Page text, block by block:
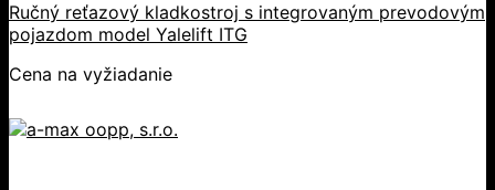
Ručný reťazový kladkostroj s integrovaným prevodovým
pojazdom model Yalelift ITG
Cena na vyžiadanie